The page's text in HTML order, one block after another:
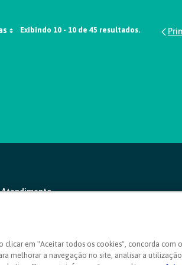
Exibindo 10 - 10 de 45 resultados.
Atendimento
metropolitanas:
clicar em "Aceitar todos os cookies", concorda com
melhorar a navegação no site, analisar a